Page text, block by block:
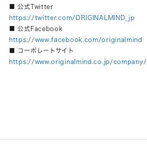
■ 公式Twitter
https://twitter.com/ORIGINALMIND_jp
■ 公式Facebook
https://www.facebook.com/originalmind
■ コーポレートサイト
https://www.originalmind.co.jp/company/